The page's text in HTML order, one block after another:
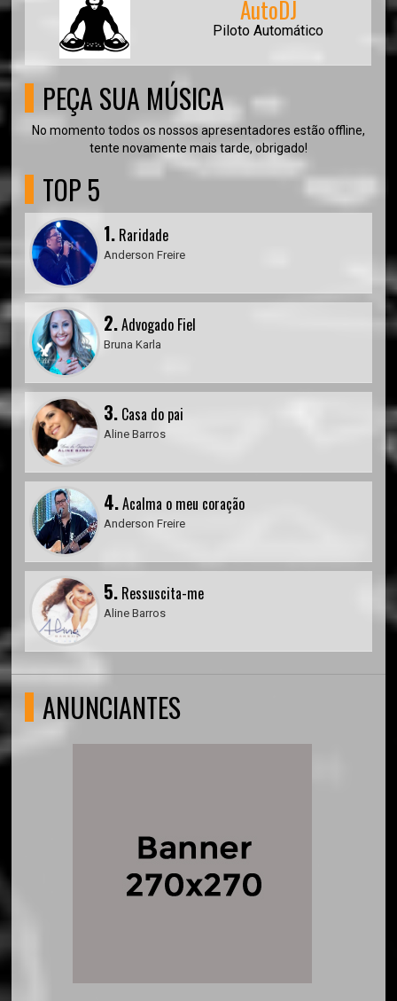
AutoDJ
Piloto Automático
PEÇA SUA MÚSICA
No momento todos os nossos apresentadores estão offline,
tente novamente mais tarde, obrigado!
TOP 5
1. Raridade
Anderson Freire
2.Advogado Fiel
Bruna Karla
3. Casa do pai
Aline Barros
4.Acalma o meu coração
Anderson Freire
5. Ressuscita-me
Aline Barros
ANUNCIANTES